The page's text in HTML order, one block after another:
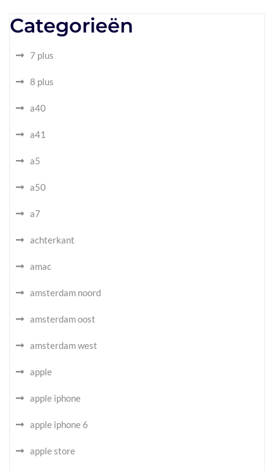
Categorieën
7 plus
8 plus
a40
a41
a5
a50
a7
achterkant
amac
amsterdam noord
amsterdam oost
amsterdam west
apple
apple iphone
apple iphone 6
apple store